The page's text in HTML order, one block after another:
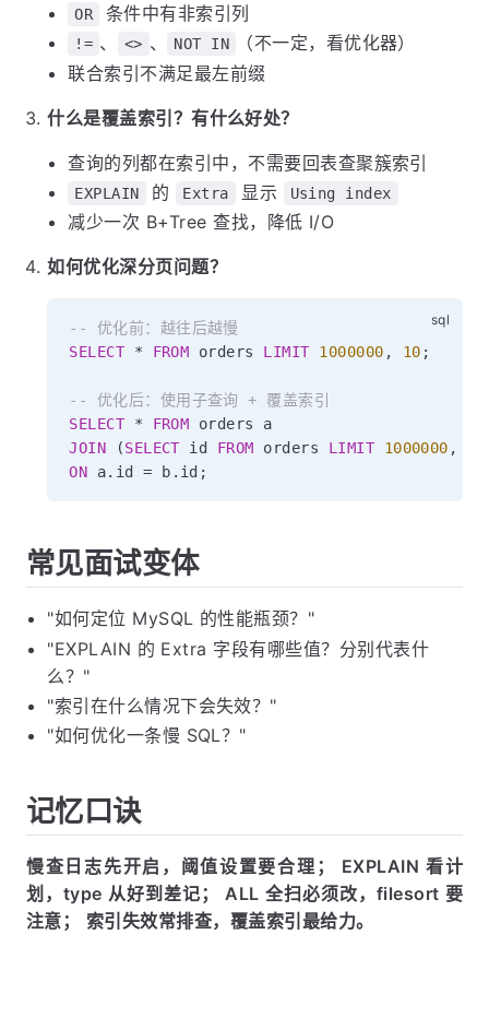
OR
条件中有非索引列
!= 、 <> 、 NOT IN
（不一定，看优化器）
联合索引不满足最左前缀
什么是覆盖索引？有什么好处？
查询的列都在索引中，不需要回表查聚簇索引
EXPLAIN 的 Extra 显示 Using index
减少一次 B+Tree 查找，降低 I/O
如何优化深分页问题？
-- 优化前：越往后越慢
SELECT
* FROM orders LIMIT 1000000 , 10 ;
-- 优化后：使用子查询 + 覆盖索引
SELECT
* FROM
JOIN
(SELECT id FROM orders LIMIT 1000000 ,
ON a. id = b . id ;
常见面试变体
"如何定位 MySQL 的性能瓶颈？"
"EXPLAIN 的 Extra 字段有哪些值？分别代表什
么？"
"索引在什么情况下会失效？"
"如何优化一条慢 SQL？"
记忆口诀
慢查日志先开启，阈值设置要合理；
EXPLAIN 看计
划，type 从好到差记；
ALL 全扫必须改，filesort 要
注意；
索引失效常排查，覆盖索引最给力。